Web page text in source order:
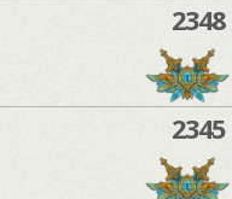
2348
2345